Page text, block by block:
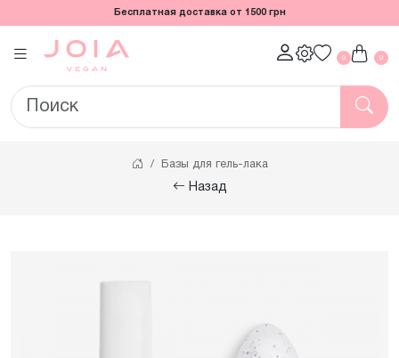
Бесплатная доставка от 1500 грн
0 0
Базы для гель-лака
Назад